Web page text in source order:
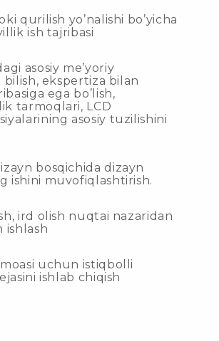
qurilish yo’nalishi bo’yicha
ish tajribasi
asosiy me’yoriy
ekspertiza bilan
ega bo’lish,
tarmoqlari, LCD
asosiy tuzilishini
bosqichida dizayn
ishini muvofiqlashtirish.
ird olish nuqtai nazaridan
ishlash
uchun istiqbolli
ishlab chiqish